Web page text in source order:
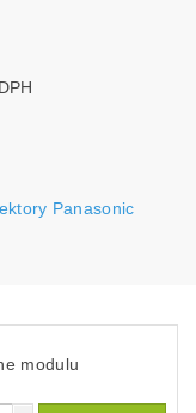
DPH
Panasonic
modulu